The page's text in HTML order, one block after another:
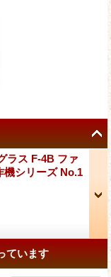
ラス F-4B ファ
機シリーズ No.1
ています